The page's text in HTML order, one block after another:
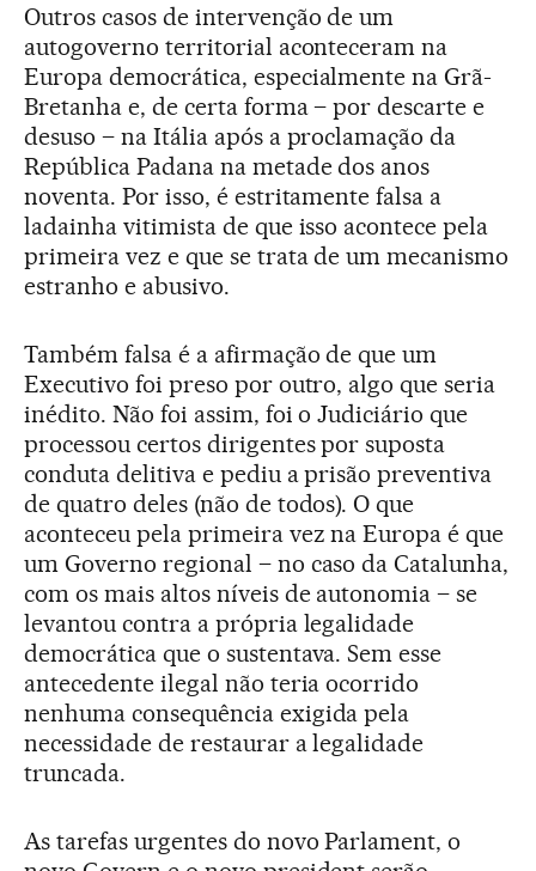
Outros casos de intervenção de um
autogoverno territorial aconteceram na
Europa democrática, especialmente na Grã-
Bretanha e, de certa forma – por descarte e
desuso – na Itália após a proclamação da
República Padana na metade dos anos
noventa. Por isso, é estritamente falsa a
ladainha vitimista de que isso acontece pela
primeira vez e que se trata de um mecanismo
estranho e abusivo.
Também falsa é a afirmação de que um
Executivo foi preso por outro, algo que seria
inédito. Não foi assim, foi o Judiciário que
processou certos dirigentes por suposta
conduta delitiva e pediu a prisão preventiva
de quatro deles (não de todos). O que
aconteceu pela primeira vez na Europa é que
um Governo regional – no caso da Catalunha,
com os mais altos níveis de autonomia – se
levantou contra a própria legalidade
democrática que o sustentava. Sem esse
antecedente ilegal não teria ocorrido
nenhuma consequência exigida pela
necessidade de restaurar a legalidade
truncada.
As tarefas urgentes do novo Parlament, o